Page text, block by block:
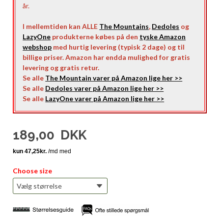
år.
I mellemtiden kan ALLE The Mountains, Dedoles og
LazyOne produkterne købes på den tyske Amazon
webshop med hurtig levering (typisk 2 dage) og til
billige priser. Amazon har endda mulighed for gratis
levering og gratis retur.
Se alle The Mountain varer på Amazon lige her >>
Se alle Dedoles varer på Amazon lige her >>
Se alle LazyOne varer på Amazon lige her >>
189,00 DKK
Choose size